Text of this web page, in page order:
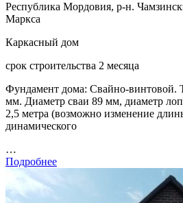
Республика Мордовия, р-н.
Маркса
Каркасный дом
срок строительства 2 месяца
Фундамент дома: Свайно-винтовой.
мм. Диаметр сваи 89 мм, диаметр
2,5 метра (возможно изменение
динамического
…
Подробнее